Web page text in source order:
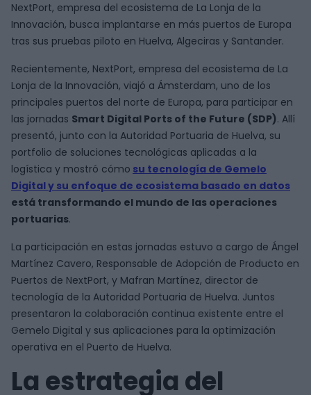
NextPort, empresa del ecosistema de La Lonja de la
Innovación, busca implantarse en más puertos de Europa
tras sus pruebas piloto en Huelva, Algeciras y Santander.
Recientemente, NextPort, empresa del ecosistema de La
Lonja de la Innovación, viajó a Ámsterdam, uno de los
principales puertos del norte de Europa, para participar en
las jornadas Smart Digital Ports of the Future (SDP). Allí
presentó, junto con la Autoridad Portuaria de Huelva, su
portfolio de soluciones tecnológicas aplicadas a la
logística y mostró cómo su tecnología de Gemelo
Digital y su enfoque de ecosistema basado en datos
está transformando el mundo de las operaciones
portuarias.
La participación en estas jornadas estuvo a cargo de Ángel
Martínez Cavero, Responsable de Adopción de Producto en
Puertos de NextPort, y Mafran Martínez, director de
tecnología de la Autoridad Portuaria de Huelva. Juntos
presentaron la colaboración continua existente entre el
Gemelo Digital y sus aplicaciones para la optimización
operativa en el Puerto de Huelva.
La estrategia del